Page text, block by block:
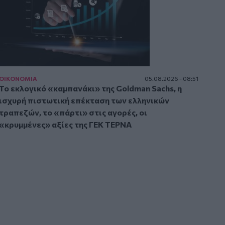
05.08.2026 - 08:51
εκλογικό «καμπανάκι» της Goldman Sachs, η
πιστωτική επέκταση των ελληνικών
το «πάρτι» στις αγορές, οι
αξίες της ΓΕΚ ΤΕΡΝΑ